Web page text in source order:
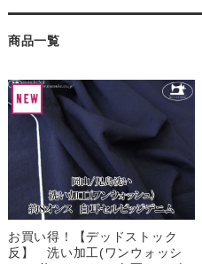
商品一覧
お買い得！【デッドストック
反】 洗い加工(ワンウォッシ